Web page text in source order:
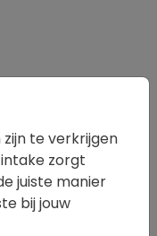
te verkrijgen
zorgt
juiste manier
bij jouw